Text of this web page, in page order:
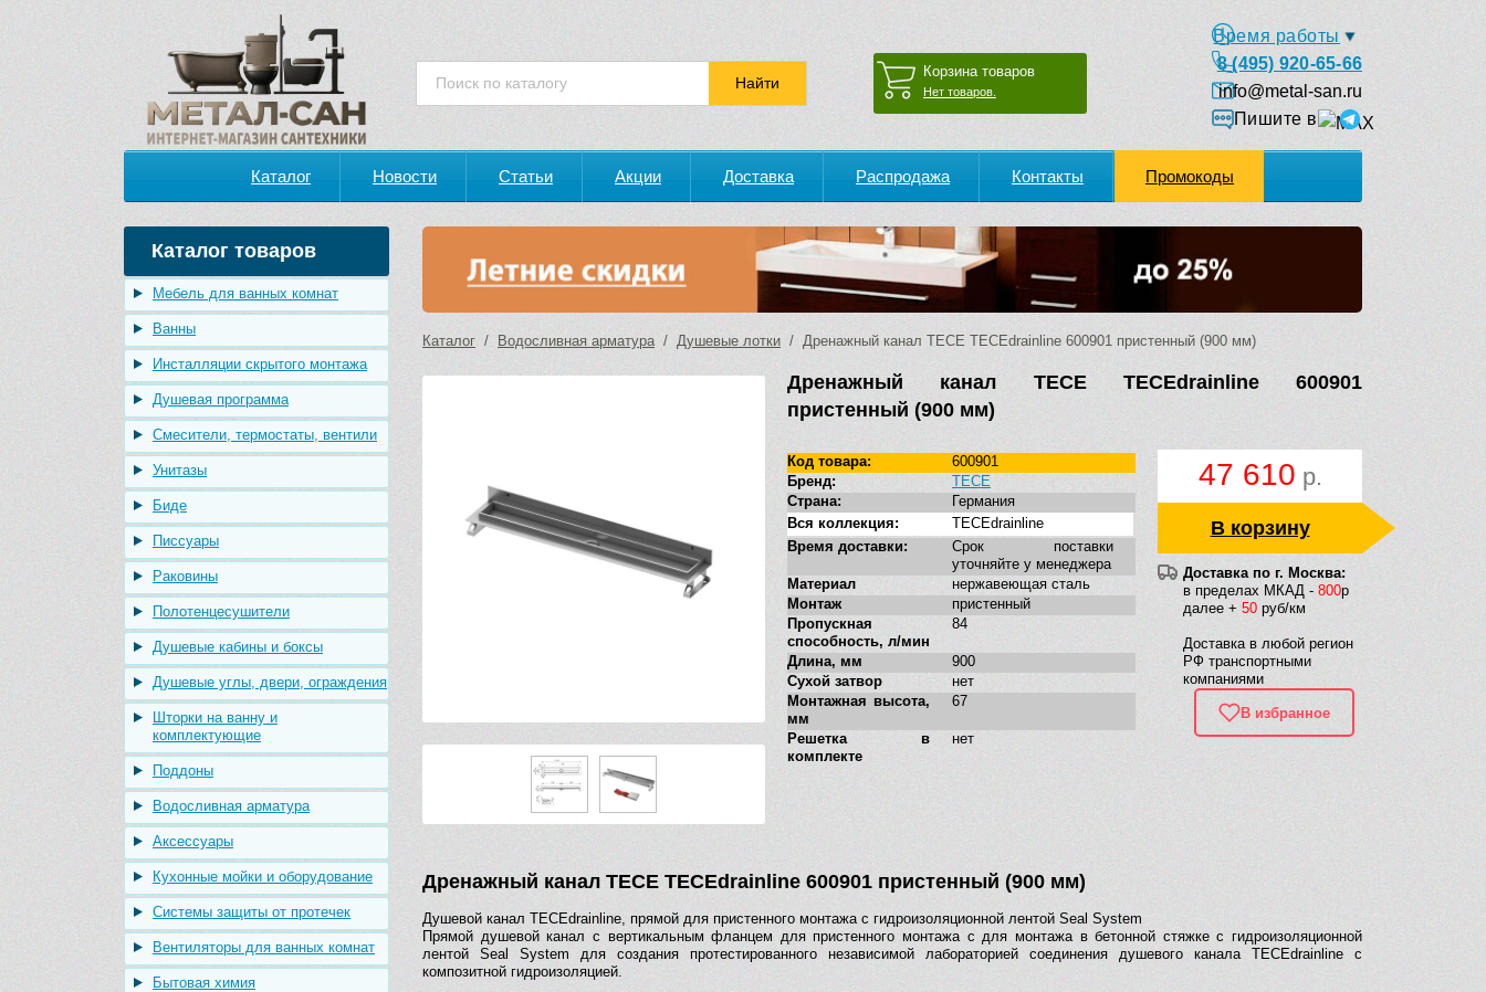
Корзина товаров
Нет товаров.
Время работы
8 (495) 920-65-66
info@metal-san.ru
Пишите в
Каталог Новости Статьи Акции Доставка Распродажа Контакты Промокоды
Каталог товаров
Мебель для ванных комнат
Ванны
Инсталляции скрытого монтажа
Душевая программа
Смесители, термостаты, вентили
Унитазы
Биде
Писсуары
Раковины
Полотенцесушители
Душевые кабины и боксы
Душевые углы, двери, ограждения
Шторки на ванну и
комплектующие
Поддоны
Водосливная арматура
Аксессуары
Кухонные мойки и оборудование
Системы защиты от протечек
Вентиляторы для ванных комнат
Бытовая химия
Каталог / Водосливная арматура/ Душевые лотки / Дренажный канал TECE TECEdrainline 600901 пристенный (900 мм)
Дренажный канал TECE TECEdrainline 600901
пристенный (900 мм)
47 610 р.
В корзину
Доставка по г. Москва:
в пределах МКАД - 800р
далее + 50 руб/км
Доставка в любой регион
РФ транспортными
компаниями
В избранное
Код товара:
600901
Бренд:
TECE
Страна:
Германия
Вся коллекция:
TECEdrainline
Время доставки:
Срок поставки
уточняйте у менеджера
Материал
нержавеющая сталь
Монтаж
пристенный
Пропускная
способность, л/мин
84
Длина, мм
900
Сухой затвор
нет
Монтажная высота,
мм
67
Решетка в
комплекте
нет
Дренажный канал TECE TECEdrainline 600901 пристенный (900 мм)
Душевой канал TECEdrainline, прямой для пристенного монтажа с гидроизоляционной лентой Seal System
Прямой душевой канал с вертикальным фланцем для пристенного монтажа с для монтажа в бетонной стяжке с гидроизоляционной
лентой Seal System для создания протестированного независимой лабораторией соединения душевого канала TECEdrainline с
композитной гидроизоляцией.